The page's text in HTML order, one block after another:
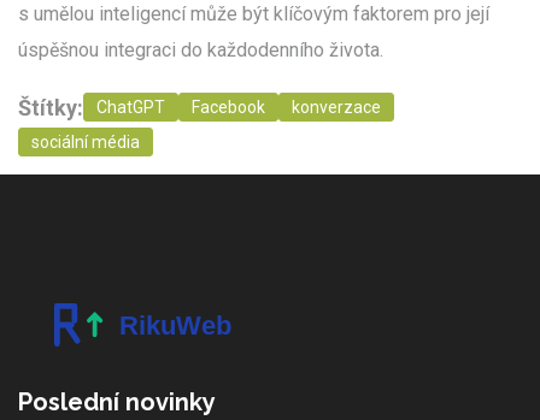
s umělou inteligencí může být klíčovým faktorem pro její
úspěšnou integraci do každodenního života.
Štítky: ChatGPT Facebook
konverzace
sociální média
Poslední novinky